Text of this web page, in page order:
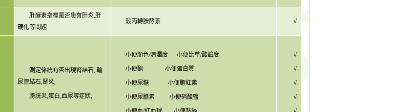
肝酵素指標是否患有肝炎,肝
硬化等問題
穀丙轉胺酵素 √
測定係統有否出現腎結石,輸
尿管結石,腎炎,
膀胱炎,蛋白,血尿等症狀,
小便顏色/清濁度 小便比重/酸鹼度
小便酮 小便蛋白質
小便尿糖 小便膽紅素
小便尿膽素 小便硝酸盬
√
√
√
√